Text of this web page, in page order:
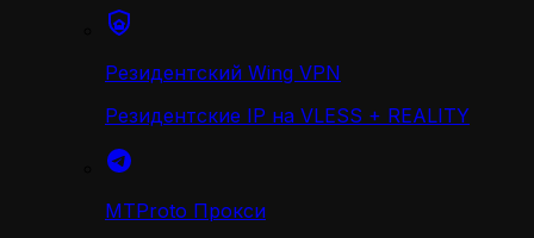
Резидентский Wing VPN
Резидентские IP на VLESS + REALITY
MTProto Прокси